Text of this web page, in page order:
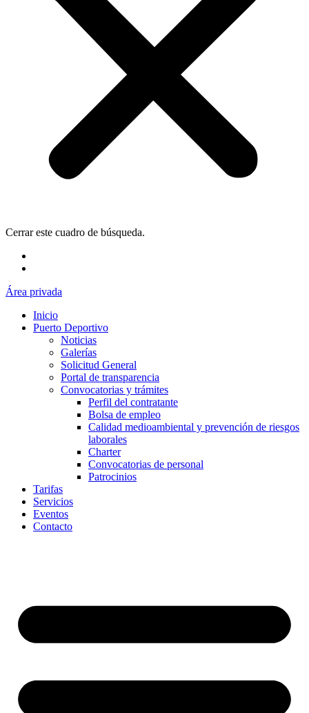
Cerrar este cuadro de búsqueda.
Área privada
Inicio
Puerto Deportivo
Noticias
Galerías
Solicitud General
Portal de transparencia
Convocatorias y trámites
Perfil del contratante
Bolsa de empleo
Calidad medioambiental y prevención de riesgos
laborales
Charter
Convocatorias de personal
Patrocinios
Tarifas
Servicios
Eventos
Contacto